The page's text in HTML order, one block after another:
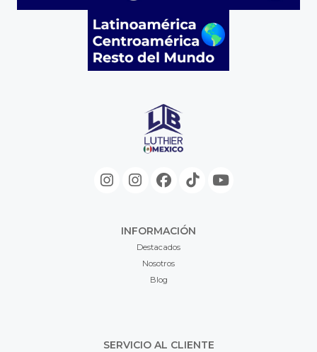
INFORMACIÓN
Destacados
Nosotros
Blog
SERVICIO AL CLIENTE